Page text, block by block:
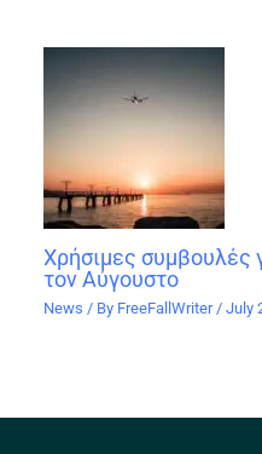
Χρήσιμες συμβουλές
τον Αύγουστο
News / By FreeFallWriter/July